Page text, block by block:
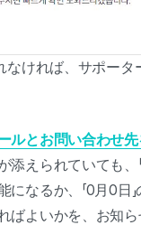
なければ、サポー
ルとお問い合わせ先
添えられていても、
になるか、「0月0
ばよいかを、お知ら